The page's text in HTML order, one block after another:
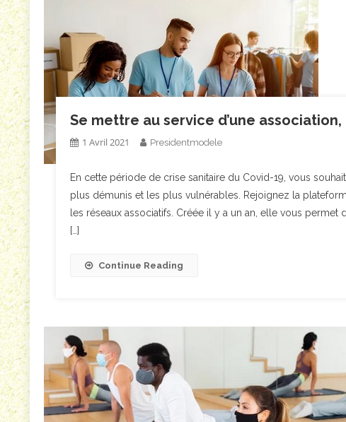
Se mettre au service d’une
1 Avril 2021 Presidentmodele
En cette période de crise sanitaire du Covid-19, vous
plus démunis et les plus vulnérables. Rejoignez la
les réseaux associatifs. Créée il y a un an, elle vous permet
[…]
Continue Reading